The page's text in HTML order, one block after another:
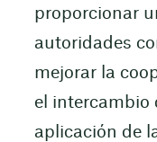
proporcionar
autoridades
mejorar la
el intercambio
aplicación de